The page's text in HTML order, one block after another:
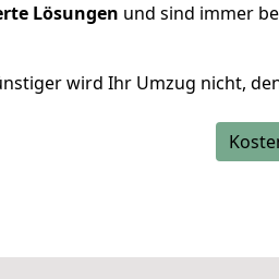
Lösungen und sind immer
wird Ihr Umzug nicht,